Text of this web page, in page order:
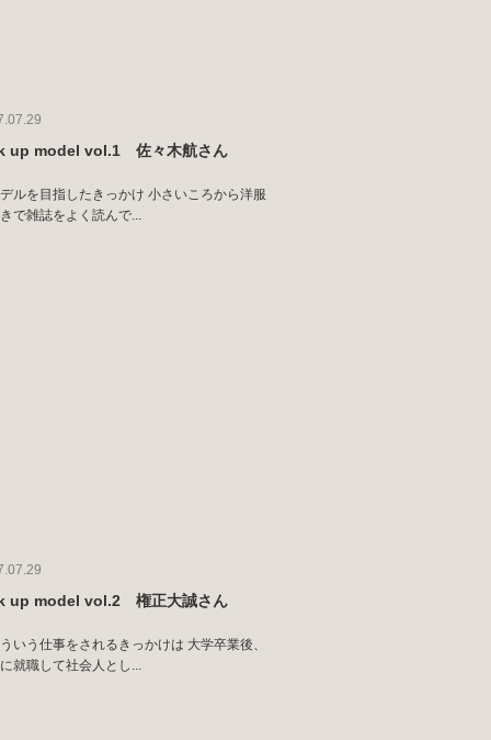
up model vol.1 佐々木航さん
ルを目指したきっかけ 小さいころから洋服
で雑誌をよく読んで...
up model vol.2 権正大誠さん
いう仕事をされるきっかけは 大学卒業後、
就職して社会人とし...